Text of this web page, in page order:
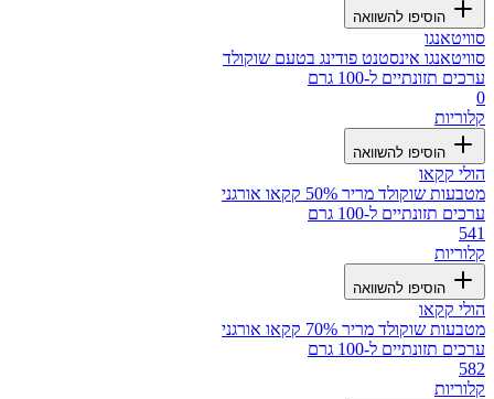
הוסיפו להשוואה
סוויטאנגו
סוויטאנגו אינסטנט פודינג בטעם שוקולד
ערכים תזונתיים ל-100 גרם
0
קלוריות
הוסיפו להשוואה
הולי קקאו
מטבעות שוקולד מריר 50% קקאו אורגני
ערכים תזונתיים ל-100 גרם
541
קלוריות
הוסיפו להשוואה
הולי קקאו
מטבעות שוקולד מריר 70% קקאו אורגני
ערכים תזונתיים ל-100 גרם
582
קלוריות